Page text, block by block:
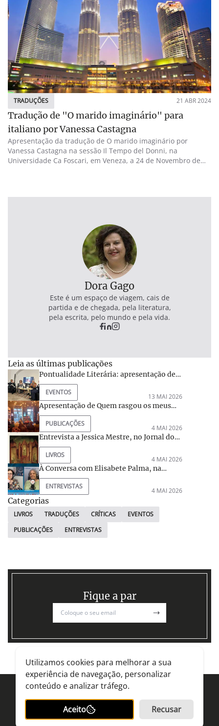
TRADUÇÕES 21 ABR 2024
Tradução de "O marido imaginário" para
italiano por Vanessa Castagna
Apresentação da tradução de O marido imaginário por
Vanessa Castagna na sessão Il Tempo del Donni, na
Universidade Ca Foscari, em Veneza, a 24 de Novembro de
Dora Gago
Este é um espaço de viagem, cais de
partida e de chegada, pela literatura,
pela escrita, pelo mundo e pela vida.
Leia as últimas publicações
Pontualidade Literária: apresentação de
Quem rasgou os meus lençóis de linho?
por Lídia Jorge, na Casa do Meio-Dia, em
Loulé.
EVENTOS
13 MAI 2026
Apresentação de Quem rasgou os meus
lençóis de linho? por Rogério Puga e Dinis
H. Machado na Livraria da Poets and
Dragons
PUBLICAÇÕES
4 MAI 2026
Entrevista a Jessica Mestre, no Jornal do
Algarve, sobre Quem rasgou os meus
lençóis de linho?
LIVROS
4 MAI 2026
À Conversa com Elisabete Palma, na
Rádio Movimento
ENTREVISTAS
4 MAI 2026
Categorias
LIVROS TRADUÇÕES CRÍTICAS
EVENTOS
PUBLICAÇÕES
ENTREVISTAS
Fique a par
Dora Gago - escritora
Dora Gago© All rights reserved
Utilizamos cookies para melhorar a sua
experiência de navegação, personalizar
conteúdo e analizar tráfego.
Aceito Recusar